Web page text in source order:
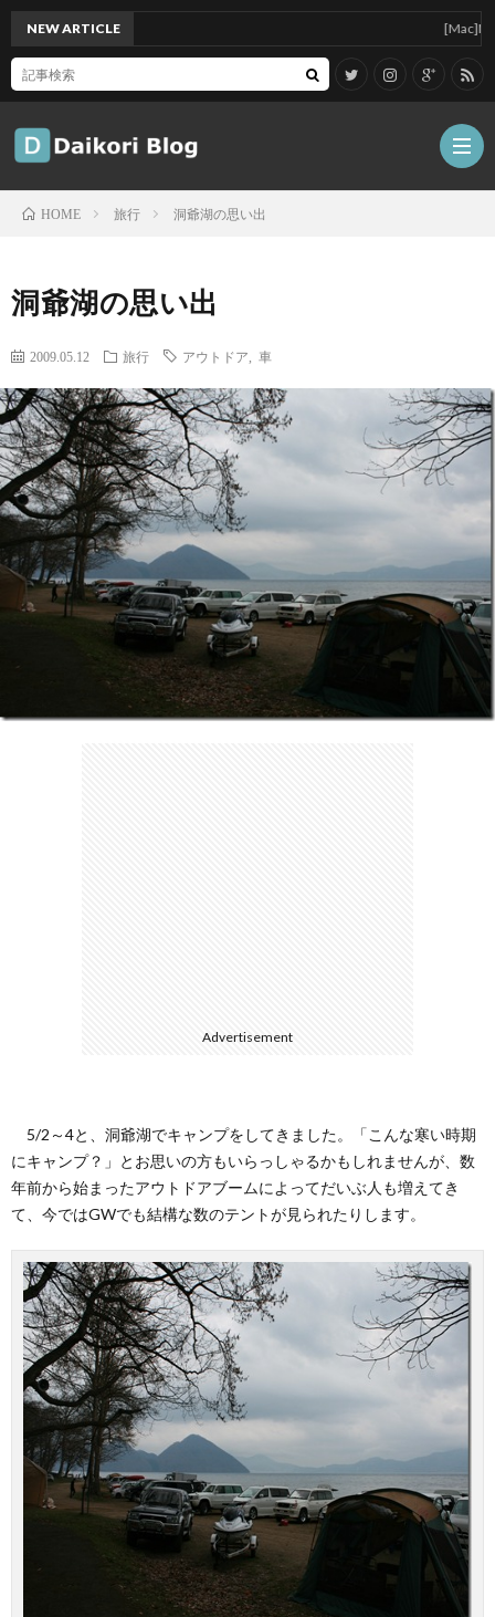
ガ
ジ
ェ
ト
グ
ル
旅
散
歩
の
NEW ARTICLE [Mac]Mac mini
HOME 旅行 洞爺湖の思い出
洞爺湖の思い出
2009.05.12 旅行 アウトドア 車
Advertisement
5/2～4と、洞爺湖でキャンプをしてきました。「こんな寒い時期
にキャンプ？」とお思いの方もいらっしゃるかもしれませんが、数
年前から始まったアウトドアブームによってだいぶ人も増えてき
て、今ではGWでも結構な数のテントが見られたりします。